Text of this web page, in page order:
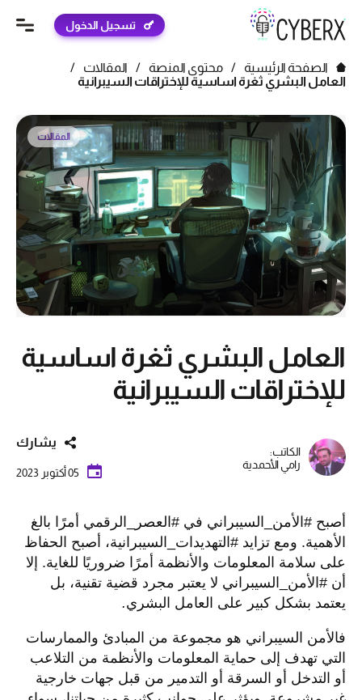
تسجيل الدخول
الصفحة الرئيسية / محتوى المنصة / المقالات
/
العامل البشري ثغرة اساسية للإختراقات السيبرانية
المقالات
العامل البشري ثغرة اساسية
للإختراقات السيبرانية
الكاتب:
رامي الأحمدية
يشارك
05 أكتوبر 2023
أصبح # الأمن السيبراني في # العصر
الرقمي أمرًا بالغ
الأهمية. ومع تزايد # التهديدات
السيبرانية، أصبح الحفاظ
على سلامة المعلومات والأنظمة أمرًا ضروريًا للغاية. إلا
أن # الأمن
السيبراني لا يعتبر مجرد قضية تقنية، بل
يعتمد بشكل كبير على العامل البشري.
فالأمن السيبراني هو مجموعة من المبادئ والممارسات
التي تهدف إلى حماية المعلومات والأنظمة من التلاعب
أو التدخل أو السرقة أو التدمير من قبل جهات خارجية